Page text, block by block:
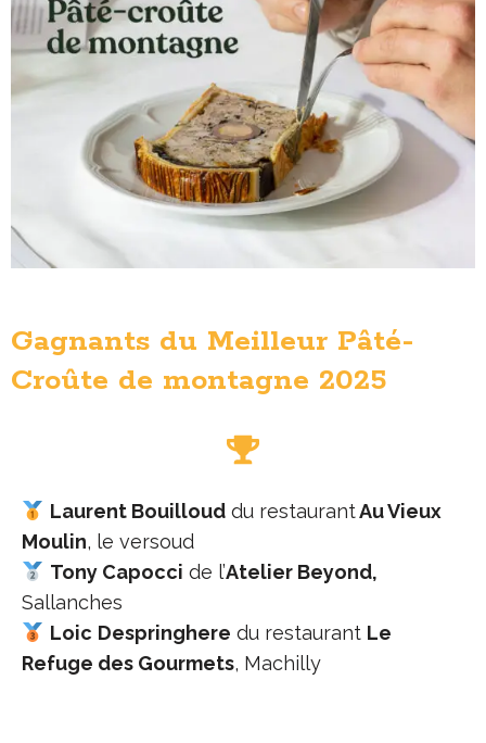
Gagnants du Meilleur Pâté-
Croûte de montagne 2025
Laurent Bouillouddu restaurantAu Vieux
Moulin, le versoud
Tony Capocci de l’Atelier Beyond,
Sallanches
Loic Despringhere du restaurant Le
Refuge des Gourmets, Machilly